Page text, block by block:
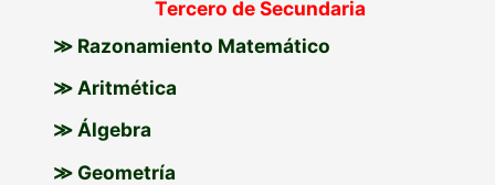
Tercero de Secundaria
≫ Razonamiento Matemático
≫ Aritmética
≫ Álgebra
≫ Geometría